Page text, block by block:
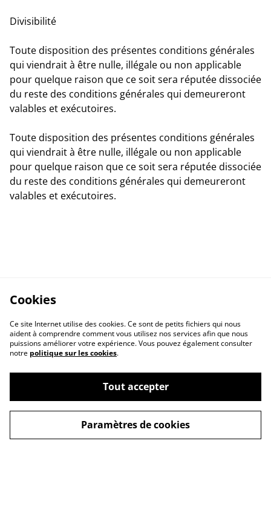
Divisibilité
Toute disposition des présentes conditions générales
qui viendrait à être nulle, illégale ou non applicable
pour quelque raison que ce soit sera réputée dissociée
du reste des conditions générales qui demeureront
valables et exécutoires.
Toute disposition des présentes conditions générales
qui viendrait à être nulle, illégale ou non applicable
pour quelque raison que ce soit sera réputée dissociée
du reste des conditions générales qui demeureront
valables et exécutoires.
Contact Us
Legal Terms
Privacy Policy
Cookie Policy
Cookies
Ce site Internet utilise des cookies. Ce sont de petits fichiers qui nous
aident à comprendre comment vous utilisez nos services afin que nous
puissions améliorer votre expérience. Vous pouvez également consulter
notre politique sur les cookies.
Tout accepter
Paramètres de cookies